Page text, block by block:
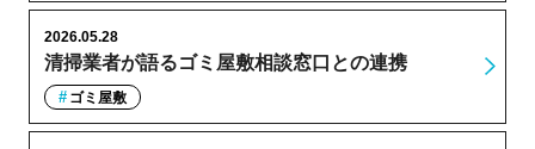
清掃業者が語るゴミ屋敷相談窓口との連携
2026.05.28
ゴミ屋敷